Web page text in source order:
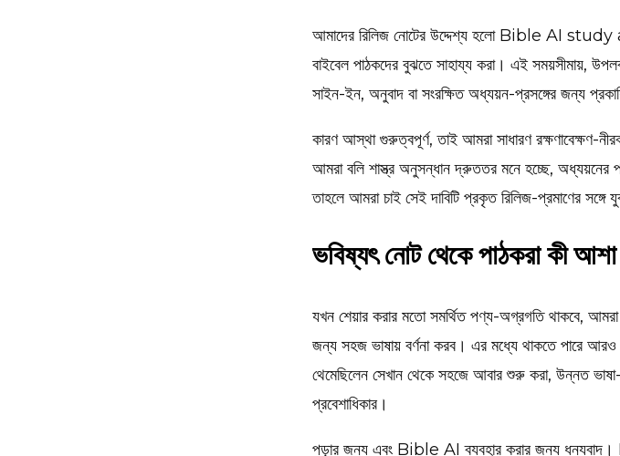
আমাদের রিলিজ নোটের উদ্দেশ্য হলো Bible AI study
বাইবেল পাঠকদের বুঝতে সাহায্য করা। এই সময়সীমায়,
সাইন-ইন, অনুবাদ বা সংরক্ষিত অধ্যয়ন-প্রসঙ্গের জন্য
কারণ আস্থা গুরুত্বপূর্ণ, তাই আমরা সাধারণ রক্ষণাবেক্ষণ-
আমরা বলি শাস্ত্র অনুসন্ধান দ্রুততর মনে হচ্ছে, অধ্যয়নের
তাহলে আমরা চাই সেই দাবিটি প্রকৃত রিলিজ-প্রমাণের
ভবিষ্যৎ নোট থেকে পাঠকরা কী
যখন শেয়ার করার মতো সমর্থিত পণ্য-অগ্রগতি থাকবে, আমরা তা
জন্য সহজ ভাষায় বর্ণনা করব। এর মধ্যে থাকতে পারে আরও
থেমেছিলেন সেখান থেকে সহজে আবার শুরু করা, উন্নত
প্রবেশাধিকার।
পড়ার জন্য এবং Bible AI ব্যবহার করার জন্য